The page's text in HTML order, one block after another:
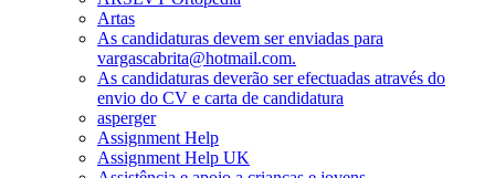
Artas
As candidaturas devem ser enviadas para
vargascabrita@hotmail.com.
As candidaturas deverão ser efectuadas através do
envio do CV e carta de candidatura
asperger
Assignment Help
Assignment Help UK